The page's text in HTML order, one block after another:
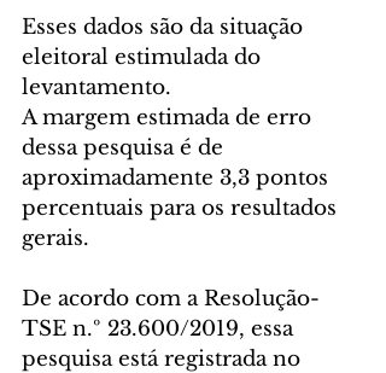
Esses dados são da situação
eleitoral estimulada do
levantamento.
A margem estimada de erro
dessa pesquisa é de
aproximadamente 3,3 pontos
percentuais para os resultados
gerais.
De acordo com a Resolução-
TSE n.º 23.600/2019, essa
pesquisa está registrada no